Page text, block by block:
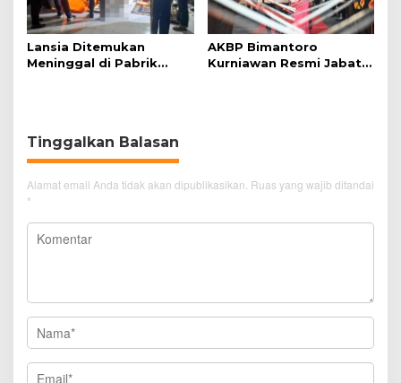
Lansia Ditemukan
Meninggal di Pabrik
AKBP Bimantoro
Kurniawan Resmi Jabat
Tinggalkan Balasan
Alamat email Anda tidak akan dipublikasikan. Ruas yang wajib ditandai
*